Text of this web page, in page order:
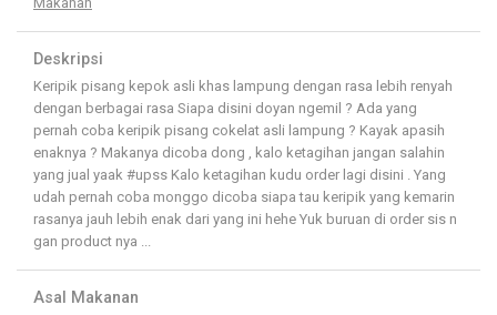
Deskripsi
Keripik pisang kepok asli khas lampung dengan rasa lebih renyah
dengan berbagai rasa Siapa disini doyan ngemil ? Ada yang
pernah coba keripik pisang cokelat asli lampung ? Kayak apasih
enaknya ? Makanya dicoba dong , kalo ketagihan jangan salahin
yang jual yaak #upss Kalo ketagihan kudu order lagi disini . Yang
udah pernah coba monggo dicoba siapa tau keripik yang kemarin
rasanya jauh lebih enak dari yang ini hehe Yuk buruan di order sis n
gan product nya ...
Asal Makanan